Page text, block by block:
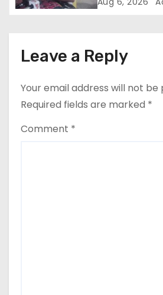
n
Leave a Reply
Your email address will not be
Required fields are marked *
Comment *